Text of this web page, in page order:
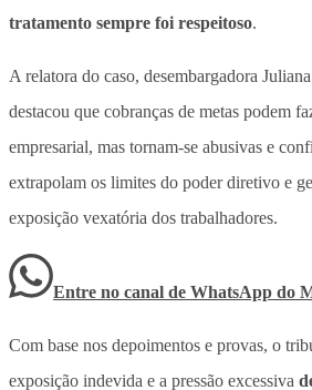
tratamento sempre foi respeitoso.
A relatora do caso, desembargadora
destacou que cobranças de metas podem
empresarial, mas tornam-se abusivas e
extrapolam os limites do poder diretivo e
exposição vexatória dos trabalhadores.
Entre no canal de WhatsApp do
Com base nos depoimentos e provas, o
exposição indevida e a pressão excessiva